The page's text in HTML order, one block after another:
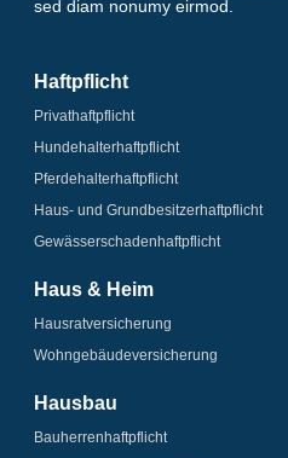
sed diam nonumy eirmod.
Haftpflicht
Privathaftpflicht
Hundehalter­haftpflicht
Pferdehalter­haftpflicht
Haus- und Grundbesitzer­haftpflicht
Gewässerschaden­­haftpflicht
Haus & Heim
Hausrat­versicherung
Wohngebäude­­versicherung
Hausbau
Bauherrenhaftpflicht